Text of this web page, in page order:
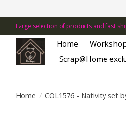
Large selection of products and fast
Home
Scrap@Home
Home / COL1576 - Nativity set